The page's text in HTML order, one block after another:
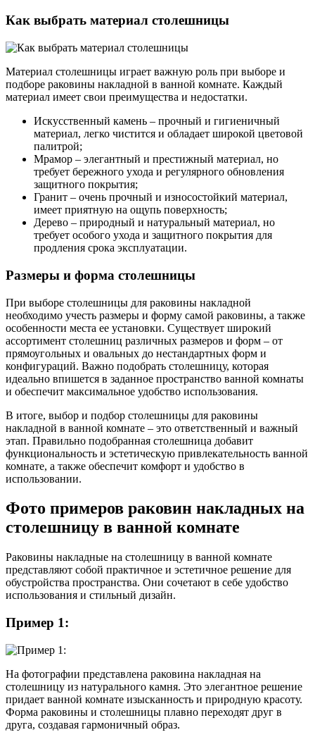
Как выбрать материал столешницы
Материал столешницы играет важную роль при выборе и
подборе раковины накладной в ванной комнате. Каждый
материал имеет свои преимущества и недостатки.
Искусственный камень – прочный и гигиеничный
материал, легко чистится и обладает широкой цветовой
палитрой;
Мрамор – элегантный и престижный материал, но
требует бережного ухода и регулярного обновления
защитного покрытия;
Гранит – очень прочный и износостойкий материал,
имеет приятную на ощупь поверхность;
Дерево – природный и натуральный материал, но
требует особого ухода и защитного покрытия для
продления срока эксплуатации.
Размеры и форма столешницы
При выборе столешницы для раковины накладной
необходимо учесть размеры и форму самой раковины, а также
особенности места ее установки. Существует широкий
ассортимент столешниц различных размеров и форм – от
прямоугольных и овальных до нестандартных форм и
конфигураций. Важно подобрать столешницу, которая
идеально впишется в заданное пространство ванной комнаты
и обеспечит максимальное удобство использования.
В итоге, выбор и подбор столешницы для раковины
накладной в ванной комнате – это ответственный и важный
этап. Правильно подобранная столешница добавит
функциональность и эстетическую привлекательность ванной
комнате, а также обеспечит комфорт и удобство в
использовании.
Фото примеров раковин накладных на
столешницу в ванной комнате
Раковины накладные на столешницу в ванной комнате
представляют собой практичное и эстетичное решение для
обустройства пространства. Они сочетают в себе удобство
использования и стильный дизайн.
Пример 1:
На фотографии представлена раковина накладная на
столешницу из натурального камня. Это элегантное решение
придает ванной комнате изысканность и природную красоту.
Форма раковины и столешницы плавно переходят друг в
друга, создавая гармоничный образ.